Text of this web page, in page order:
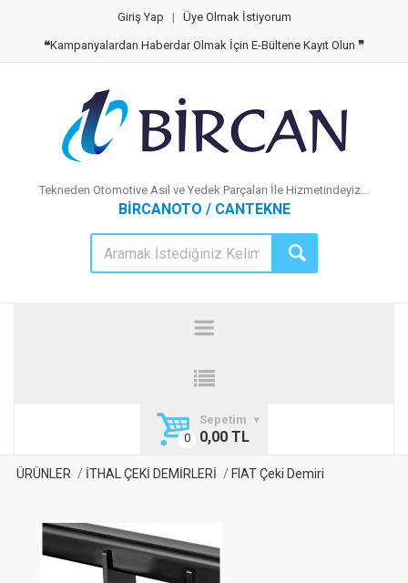
Giriş Yap | Üye Olmak İstiyorum
❝Kampanyalardan Haberdar Olmak İçin E-Bültene Kayıt Olun ❞
Tekneden Otomotive Asıl ve Yedek Parçaları İle Hizmetindeyiz...
BİRCANOTO / CANTEKNE
Sepetim
0,00 TL
ÜRÜNLER İTHAL ÇEKİ DEMİRLERİ FIAT Çeki Demiri